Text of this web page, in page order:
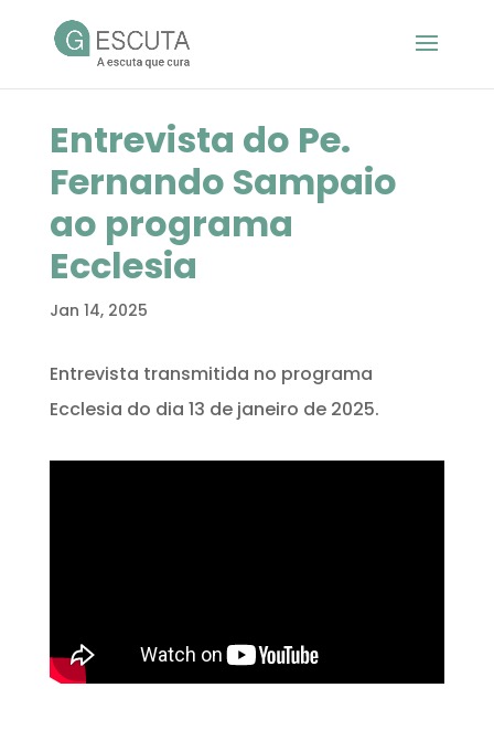
Entrevista do Pe.
Fernando Sampaio
ao programa
Ecclesia
Jan 14, 2025
Entrevista transmitida no programa
Ecclesia do dia 13 de janeiro de 2025.